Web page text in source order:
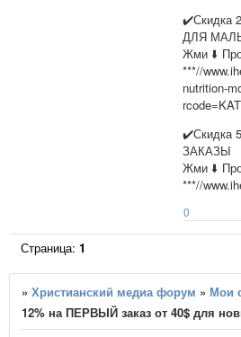
✔️Скидка
ДЛЯ
Жми ⬇️
***//
nutrition-
✔️Скидка
ЗАКАЗЫ
Жми ⬇️
***//
0
Страница:1
»Христианский медиа форум » Мои
12% на ПЕРВЫЙ заказ от 40$ для